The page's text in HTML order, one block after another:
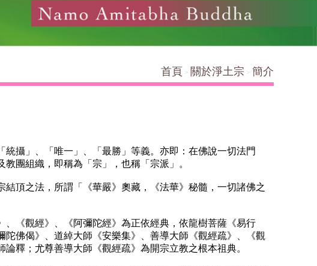
首頁 關於淨土宗 簡介
攝」、「唯一」、「最勝」等義。亦即：在佛說一切法門
團組織，即稱為「宗」，也稱「宗派」。
頂之法，所謂「《華嚴》奧藏，《法華》秘髓，一切諸佛之
《觀經》、《阿彌陀經》為正依經典，依龍樹菩薩《易行
佛偈》、道綽大師《安樂集》、善導大師《觀經疏》、《觀
釋；尤尊善導大師《觀經疏》為開宗立教之根本祖典。